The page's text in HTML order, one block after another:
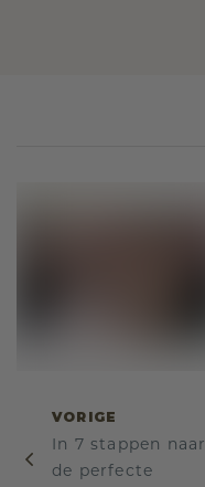
VORIGE
In 7 stappen naar
de perfecte